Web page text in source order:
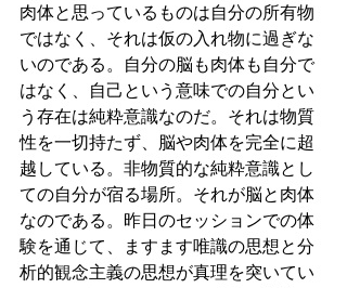
肉体と思っているものは自分の所有物
ではなく、それは仮の入れ物に過ぎな
いのである。自分の脳も肉体も自分で
はなく、自己という意味での自分とい
う存在は純粋意識なのだ。それは物質
性を一切持たず、脳や肉体を完全に超
越している。非物質的な純粋意識とし
ての自分が宿る場所。それが脳と肉体
なのである。昨日のセッションでの体
験を通じて、ますます唯識の思想と分
析的観念主義の思想が真理を突いてい